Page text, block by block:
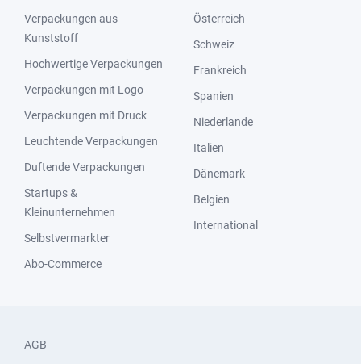
Verpackungen aus
Kunststoff
Hochwertige Verpackungen
Verpackungen mit Logo
Verpackungen mit Druck
Leuchtende Verpackungen
Duftende Verpackungen
Startups &
Kleinunternehmen
Selbstvermarkter
Abo-Commerce
Österreich
Schweiz
Frankreich
Spanien
Niederlande
Italien
Dänemark
Belgien
International
AGB